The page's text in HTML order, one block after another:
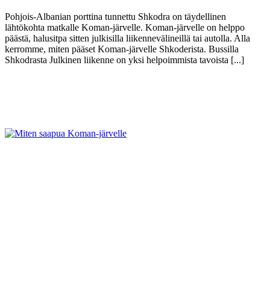
Pohjois-Albanian porttina tunnettu Shkodra on täydellinen
lähtökohta matkalle Koman-järvelle. Koman-järvelle on helppo
päästä, halusitpa sitten julkisilla liikennevälineillä tai autolla. Alla
kerromme, miten pääset Koman-järvelle Shkoderista. Bussilla
Shkodrasta Julkinen liikenne on yksi helpoimmista tavoista [...]